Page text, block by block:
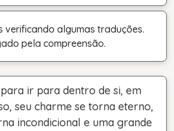
verificando algumas traduções.
pela compreensão.
ir para dentro de si, em
seu charme se torna eterno,
incondicional e uma grande